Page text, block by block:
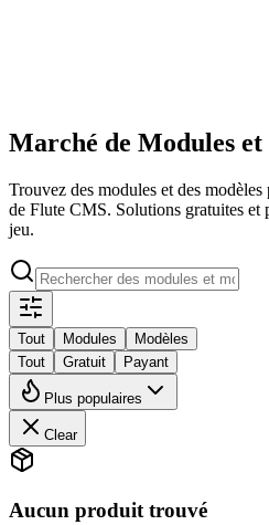
Marché de Modules et
Trouvez des modules et des
de Flute CMS. Solutions gratuites et
jeu.
Tout Modules
Modèles
Tout
Gratuit Payant
Plus populaires
Clear
Aucun produit trouvé